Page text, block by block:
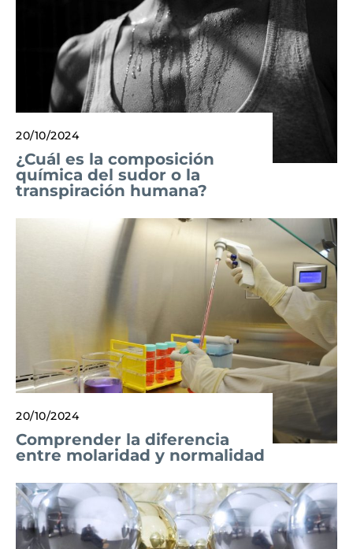
20/10/2024
¿Cuál es la composición
química del sudor o la
transpiración humana?
20/10/2024
Comprender la diferencia
entre molaridad y normalidad